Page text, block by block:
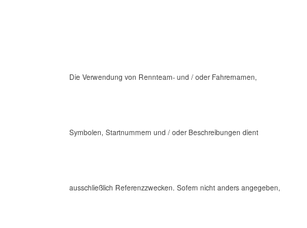
Die Verwendung von Rennteam- und / oder Fahrernamen,
Symbolen, Startnummern und / oder Beschreibungen dient
ausschließlich Referenzzwecken. Sofern nicht anders angegeben,